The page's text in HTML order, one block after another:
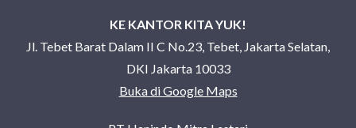
KE KANTOR KITA YUK!
Jl. Tebet Barat Dalam II C No.23, Tebet, Jakarta Selatan,
DKI Jakarta 10033
Buka di Google Maps